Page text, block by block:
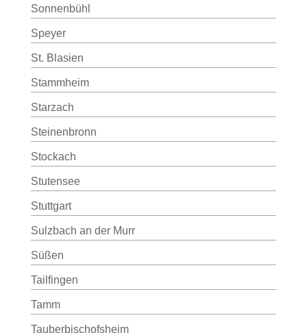
Sonnenbühl
Speyer
St. Blasien
Stammheim
Starzach
Steinenbronn
Stockach
Stutensee
Stuttgart
Sulzbach an der Murr
Süßen
Tailfingen
Tamm
Tauberbischofsheim